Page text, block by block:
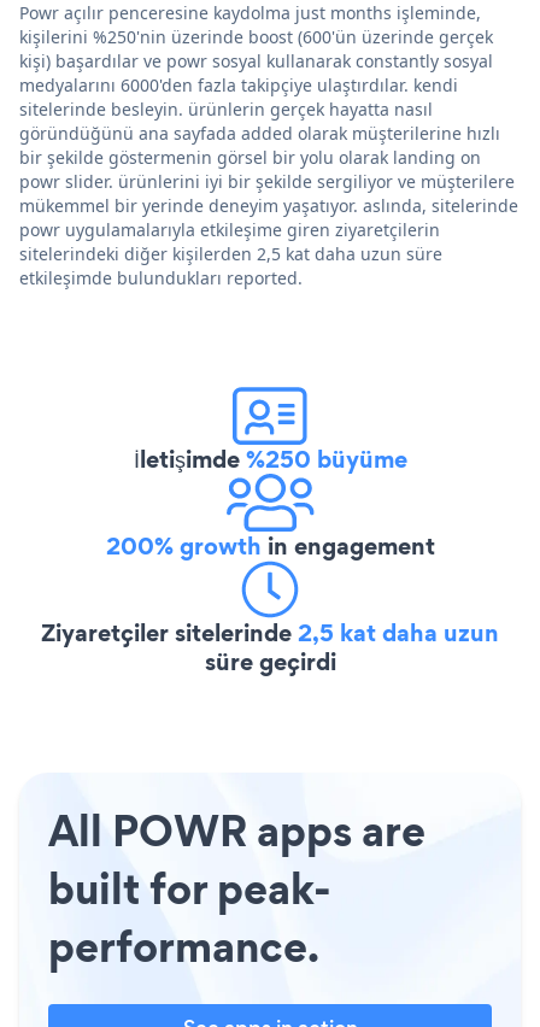
Powr açılır penceresine kaydolma just months işleminde,
kişilerini %250'nin üzerinde boost (600'ün üzerinde gerçek
kişi) başardılar ve powr sosyal kullanarak constantly sosyal
medyalarını 6000'den fazla takipçiye ulaştırdılar. kendi
sitelerinde besleyin. ürünlerin gerçek hayatta nasıl
göründüğünü ana sayfada added olarak müşterilerine hızlı
bir şekilde göstermenin görsel bir yolu olarak landing on
powr slider. ürünlerini iyi bir şekilde sergiliyor ve müşterilere
mükemmel bir yerinde deneyim yaşatıyor. aslında, sitelerinde
powr uygulamalarıyla etkileşime giren ziyaretçilerin
sitelerindeki diğer kişilerden 2,5 kat daha uzun süre
etkileşimde bulundukları reported.
İletişimde%250 büyüme
200% growth in engagement
Ziyaretçiler sitelerinde2,5 kat daha uzun
süre geçirdi
All POWR apps are
built for peak-
performance.